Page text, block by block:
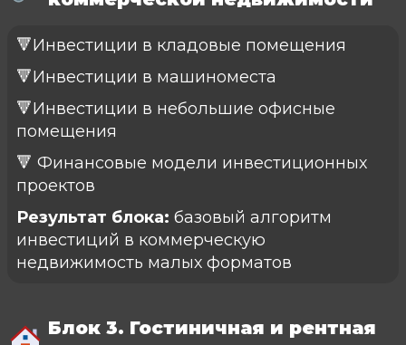
🔻Инвестиции в кладовые помещения
🔻Инвестиции в машиноместа
🔻Инвестиции в небольшие офисные
помещения
🔻 Финансовые модели инвестиционных
проектов
Результат блока: базовый алгоритм
инвестиций в коммерческую
недвижимость малых форматов
Блок 3. Гостиничная и рентная